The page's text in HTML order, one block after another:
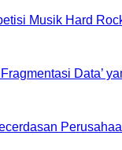
Musik Hard
Data’